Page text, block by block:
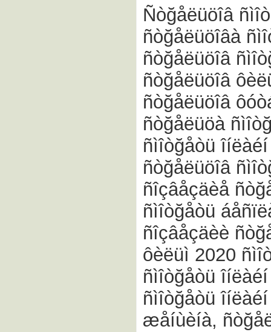
Ñòğåëüöîâ
ñòğåëüöîâà
ñòğåëüöîâ
ñòğåëüöîâ
ñòğåëüöîâ
ñòğåëüöà
ñìîòğåòü
ñòğåëüöîâ
ñîçâåçäèå
ñìîòğåòü
ñîçâåçäèè
ôèëüì 2020
ñìîòğåòü
ñìîòğåòü
æåíùèíà,